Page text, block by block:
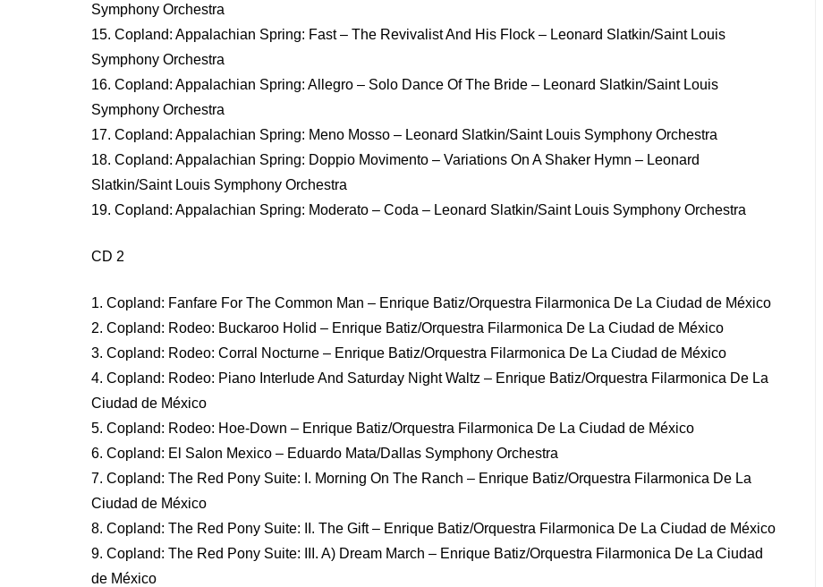
Symphony Orchestra
15. Copland: Appalachian Spring: Fast – The Revivalist And His Flock – Leonard Slatkin/Saint Louis
Symphony Orchestra
16. Copland: Appalachian Spring: Allegro – Solo Dance Of The Bride – Leonard Slatkin/Saint Louis
Symphony Orchestra
17. Copland: Appalachian Spring: Meno Mosso – Leonard Slatkin/Saint Louis Symphony Orchestra
18. Copland: Appalachian Spring: Doppio Movimento – Variations On A Shaker Hymn – Leonard
Slatkin/Saint Louis Symphony Orchestra
19. Copland: Appalachian Spring: Moderato – Coda – Leonard Slatkin/Saint Louis Symphony Orchestra
CD 2
1. Copland: Fanfare For The Common Man – Enrique Batiz/Orquestra Filarmonica De La Ciudad de México
2. Copland: Rodeo: Buckaroo Holid – Enrique Batiz/Orquestra Filarmonica De La Ciudad de México
3. Copland: Rodeo: Corral Nocturne – Enrique Batiz/Orquestra Filarmonica De La Ciudad de México
4. Copland: Rodeo: Piano Interlude And Saturday Night Waltz – Enrique Batiz/Orquestra Filarmonica De La
Ciudad de México
5. Copland: Rodeo: Hoe-Down – Enrique Batiz/Orquestra Filarmonica De La Ciudad de México
6. Copland: El Salon Mexico – Eduardo Mata/Dallas Symphony Orchestra
7. Copland: The Red Pony Suite: I. Morning On The Ranch – Enrique Batiz/Orquestra Filarmonica De La
Ciudad de México
8. Copland: The Red Pony Suite: II. The Gift – Enrique Batiz/Orquestra Filarmonica De La Ciudad de México
9. Copland: The Red Pony Suite: III. A) Dream March – Enrique Batiz/Orquestra Filarmonica De La Ciudad
de México